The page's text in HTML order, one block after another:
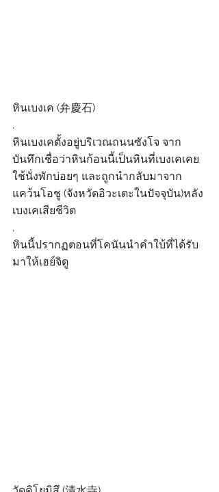
หินเบงเค (弁慶石)
.
หินเบงเคตั้งอยู่บริเวณถนนซังโจ จาก
บันทึกเชื่อว่าหินก้อนนี้เป็นหินที่เบงเคเคย
ใช้นั่งพักบ่อยๆ และถูกนำกลับมาจาก
แคว้นโอชู (จังหวัดอิวะเตะในปัจจุบัน)หลัง
เบงเคเสียชีวิต
.
หินนี้ปรากฏตอนที่โคนันนำคำใบ้ที่ได้รับ
มาให้เฮย์จิดู